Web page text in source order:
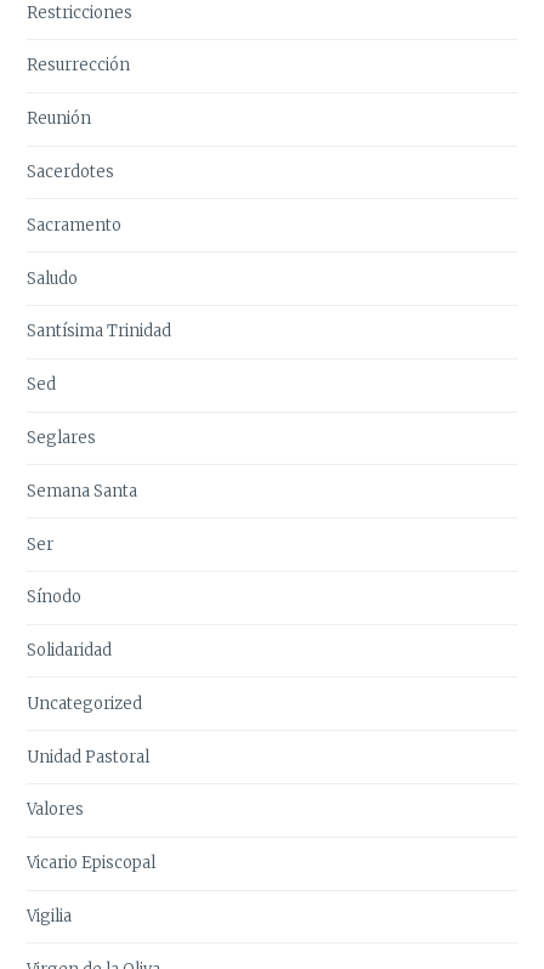
Restricciones
Resurrección
Reunión
Sacerdotes
Sacramento
Saludo
Santísima Trinidad
Sed
Seglares
Semana Santa
Ser
Sínodo
Solidaridad
Uncategorized
Unidad Pastoral
Valores
Vicario Episcopal
Vigilia